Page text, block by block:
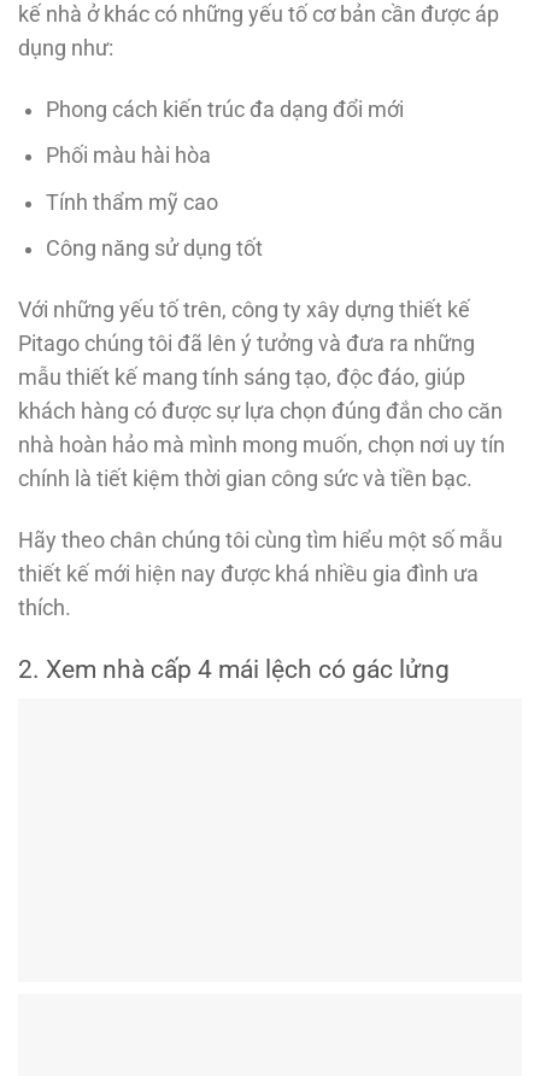
kế nhà ở khác có những yếu tố cơ bản cần được áp
dụng như:
Phong cách kiến trúc đa dạng đổi mới
Phối màu hài hòa
Tính thẩm mỹ cao
Công năng sử dụng tốt
Với những yếu tố trên, công ty xây dựng thiết kế
Pitago chúng tôi đã lên ý tưởng và đưa ra những
mẫu thiết kế mang tính sáng tạo, độc đáo, giúp
khách hàng có được sự lựa chọn đúng đắn cho căn
nhà hoàn hảo mà mình mong muốn, chọn nơi uy tín
chính là tiết kiệm thời gian công sức và tiền bạc.
Hãy theo chân chúng tôi cùng tìm hiểu một số mẫu
thiết kế mới hiện nay được khá nhiều gia đình ưa
thích.
2. Xem nhà cấp 4 mái lệch có gác lửng